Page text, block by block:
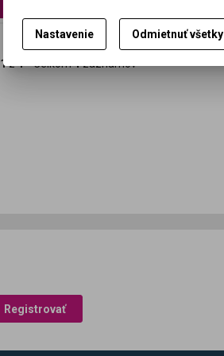
1z1Celkom1záznamov
Registrovať
Nastavenie Odmietnuť všetky